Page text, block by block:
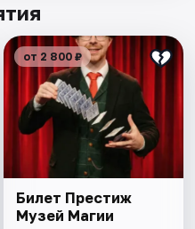
от 2 800 ₽
Билет Престиж
Музей Магии